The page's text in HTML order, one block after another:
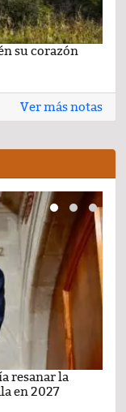
su corazón
Ver más notas
resanar la
en 2027